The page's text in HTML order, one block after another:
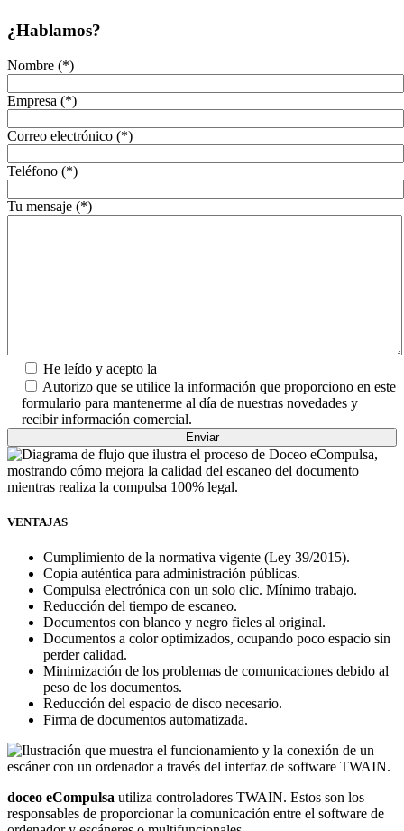
¿Hablamos?
Nombre (*)
Empresa (*)
Correo electrónico (*)
Teléfono (*)
Tu mensaje (*)
He leído y acepto la
Autorizo que se utilice la información que proporciono en este
formulario para mantenerme al día de nuestras novedades y
recibir información comercial.
VENTAJAS
Cumplimiento de la normativa vigente (Ley 39/2015).
Copia auténtica para administración públicas.
Compulsa electrónica con un solo clic. Mínimo trabajo.
Reducción del tiempo de escaneo.
Documentos con blanco y negro fieles al original.
Documentos a color optimizados, ocupando poco espacio sin
perder calidad.
Minimización de los problemas de comunicaciones debido al
peso de los documentos.
Reducción del espacio de disco necesario.
Firma de documentos automatizada.
doceo eCompulsa utiliza controladores TWAIN. Estos son los
responsables de proporcionar la comunicación entre el software de